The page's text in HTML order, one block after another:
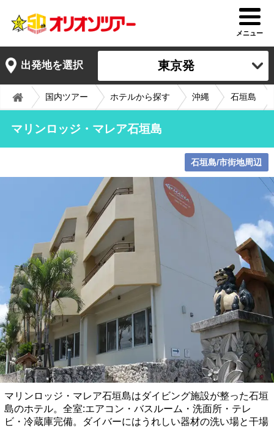
メニュー
出発地を選択 東京発
国内ツアー ホテルから探す 沖縄 石垣島
マリンロッジ・マレア石垣島
石垣島/市街地周辺
マリンロッジ・マレア石垣島はダイビング施設が整った石垣
島のホテル。全室:エアコン・バスルーム・洗面所・テレ
ビ・冷蔵庫完備。ダイバーにはうれしい器材の洗い場と干場